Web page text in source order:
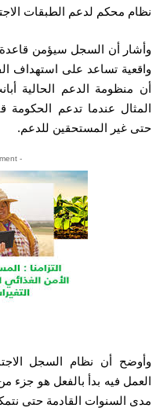
نظام محكم لدعم الطبقات
وأشار أن السجل سيؤمن قاعدة
واقعية تساعد على استهداف
أن منظومة الدعم الحالية
المثال عندما تدعم الحكومة
حتى غير المستحقين للدعم.
- Advertisement -
وأوضح أن نظام السجل
العمل فيه بدأ بالفعل هو جزء
مدى السنوات القادمة حتى